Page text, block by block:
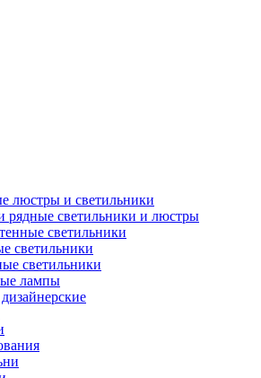
люстры и светильники
рядные светильники и люстры
светильники
светильники
светильники
лампы